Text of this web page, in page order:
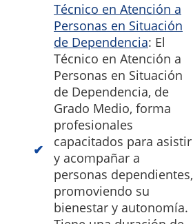
Técnico en Atención a
Personas en Situación
de Dependencia: El
Técnico en Atención a
Personas en Situación
de Dependencia, de
Grado Medio, forma
profesionales
capacitados para asistir
y acompañar a
personas dependientes,
promoviendo su
bienestar y autonomía.